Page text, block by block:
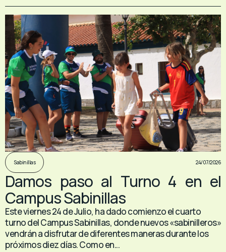
Sabinillas 24/07/2026
Damos paso al Turno 4 en el
Campus Sabinillas
Este viernes 24 de Julio, ha dado comienzo el cuarto
turno del Campus Sabinillas, donde nuevos «sabinilleros»
vendrán a disfrutar de diferentes maneras durante los
próximos diez días. Como en...